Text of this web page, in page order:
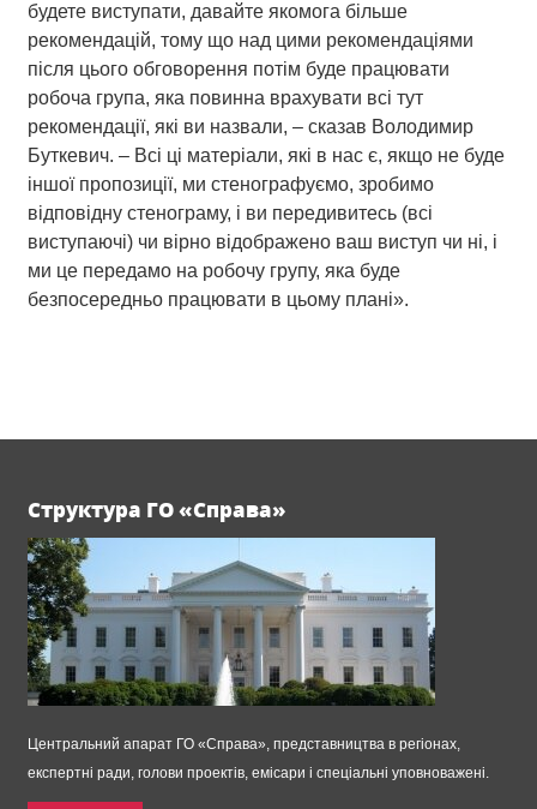
будете виступати, давайте якомога більше
рекомендацій, тому що над цими рекомендаціями
після цього обговорення потім буде працювати
робоча група, яка повинна врахувати всі тут
рекомендації, які ви назвали, – сказав Володимир
Буткевич. – Всі ці матеріали, які в нас є, якщо не буде
іншої пропозиції, ми стенографуємо, зробимо
відповідну стенограму, і ви передивитесь (всі
виступаючі) чи вірно відображено ваш виступ чи ні, і
ми це передамо на робочу групу, яка буде
безпосередньо працювати в цьому плані».
Структура ГО «Справа»
Центральний апарат ГО «Справа», представництва в регіонах,
експертні ради, голови проектів, емісари і спеціальні уповноважені.